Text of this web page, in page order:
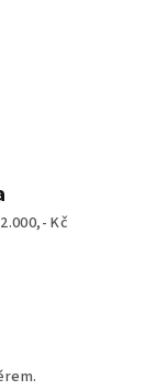
Kč